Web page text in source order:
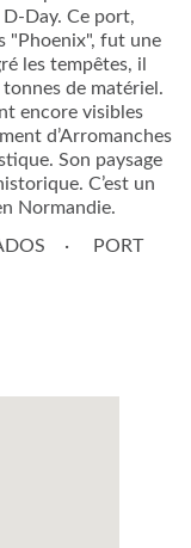
Day. Ce port,
"Phoenix", fut une
les tempêtes, il
de matériel.
encore visibles
d’Arromanches
Son paysage
C’est un
Normandie.
PORT